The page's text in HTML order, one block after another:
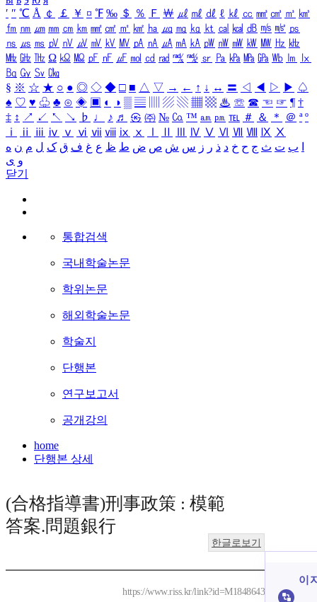
′ ″ ℃ Å ￠ ￡ ￥ ¤ ℉ ‰ ＄ ％ Ｆ ￦ ㎕ ㎖ ㎗ ℓ ㎘ ㏄ ㎣ ㎤ ㎥ ㎦
㎙ ㎚ ㎛ ㎜ ㎝ ㎞ ㎟ ㎠ ㎡ ㎢ ㏊ ㎍ ㎎ ㎏ ㏏ ㎈ ㎉ ㏈ ㎧ ㎨ ㎰
㎱ ㎲ ㎳ ㎴ ㎵ ㎶ ㎷ ㎸ ㎹ ㎀ ㎁ ㎂ ㎃ ㎄ ㎺ ㎻ ㎽ ㎾ ㎿ ㎐ ㎑
㎒ ㎓ ㎔ Ω ㏀ ㏁ ㎊ ㎋ ㎌ ㏖ ㏅ ㎭ ㎮ ㎯ ㏛ ㎩ ㎪ ㎫ ㎬ ㏝ ㏐
㏓
㏃ ㏉ ㏜ ㏆
§ ※ ☆ ★ ○ ● ◎ ◇ ◆ □ ■ △ ▽ → ← ↑ ↓ ↔ 〓 ◁ ◀ ▷ ▶ ♤
♠ ♡ ♥ ♧ ♣ ⊙ ◈ ▣ ◐ ◑ ▒ ▤ ▨ ▧ ▦ ▩ ♨ ☏ ☎ ☜ ☞ ¶ †
‡ ↕ ↗ ↙ ↖ ↘ ♭ ♩ ♪ ♬ ㉿ ㈜ № ㏇ ™ ㏂ ㏘ ℡ ＃ ＆ ＊ ＠ ª º
ⅰ
ⅱ ⅲ ⅳ ⅴ ⅵ ⅶ ⅷ ⅸ ⅹ Ⅳ Ⅴ Ⅵ Ⅶ Ⅷ Ⅸ Ⅹ
ب ت ث ج ح خ د ذ ر ز س ش ص ض ط ظ ع غ ف ق ک ل م ن ه
و ی
닫기
통합검색
국내학술논문
학위논문
해외학술논문
학술지
단행본
연구보고서
공개강의
home
단행본 상세
(合格指導書)刑事政策 : 模範
答案.問題銀行
한글로보기
https://www.riss.kr/link?id=M1848643
이